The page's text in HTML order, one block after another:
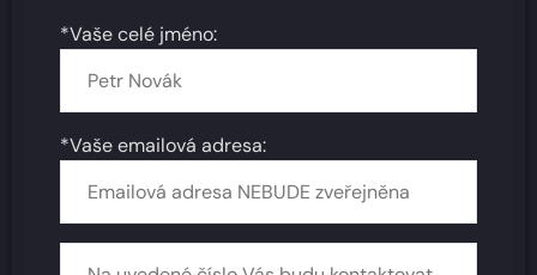
*Vaše celé jméno:
*Vaše emailová adresa: